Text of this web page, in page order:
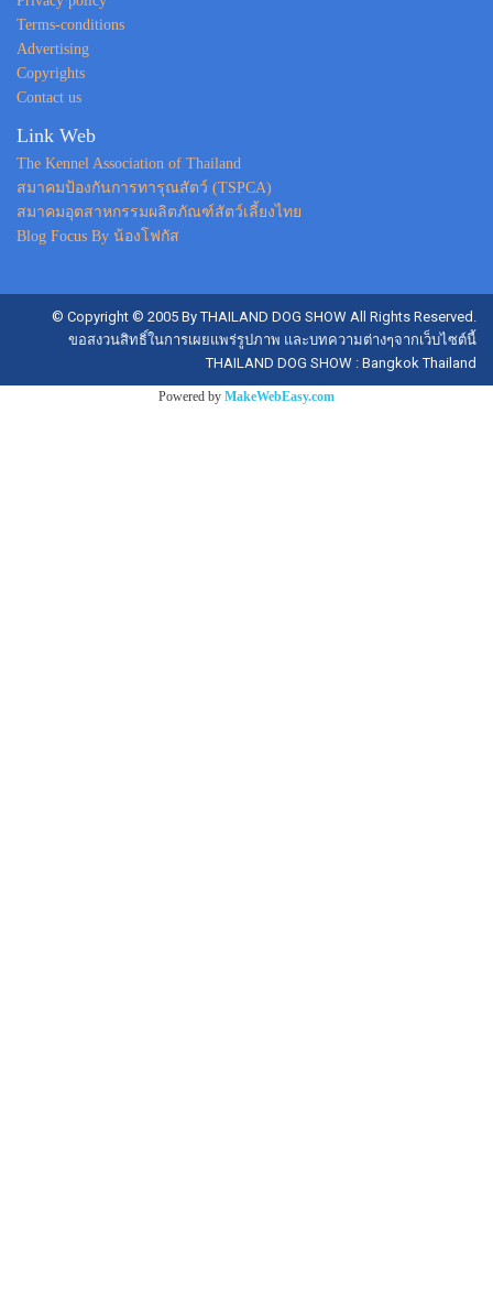
Terms-conditions
Advertising
Copyrights
Contact us
Link Web
The Kennel Association of Thailand
สมาคมป้องกันการทารุณสัตว์ (TSPCA)
สมาคมอุตสาหกรรมผลิตภัณฑ์สัตว์เลี้ยงไทย
Blog Focus By น้องโฟกัส
© Copyright © 2005 By THAILAND DOG SHOW All Rights Reserved.
ขอสงวนสิทธิ์ในการเผยแพร่รูปภาพ และบทความต่างๆจากเว็บไซต์นี้
THAILAND DOG SHOW : Bangkok Thailand
Powered by MakeWebEasy.com